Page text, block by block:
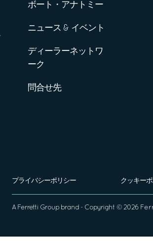
ボート・アナトミー
ニュース & イベント
ディーラーネットワ
ーク
問合せ先
プライバシーポリシー クッキー
A Ferretti Group brand - Copyright © 2026